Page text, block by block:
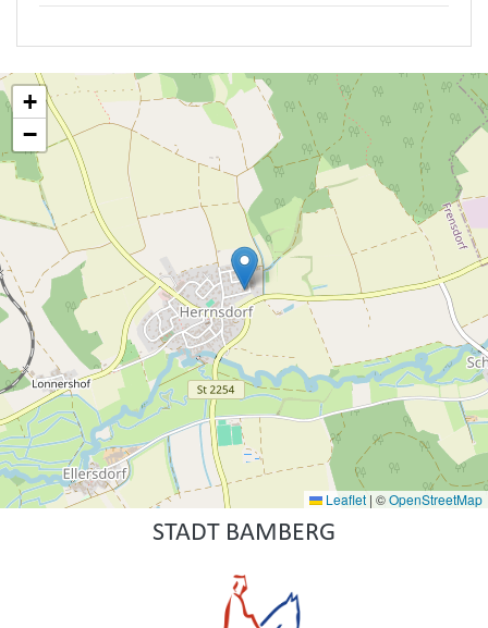
+
−
Leaflet | ©OpenStreetMap
STADT BAMBERG